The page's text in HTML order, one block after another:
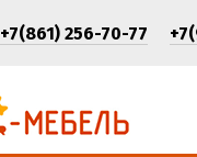
+7(861) 256-70-77